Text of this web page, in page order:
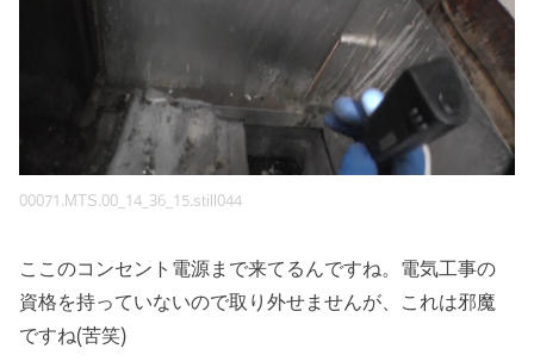
00071.MTS.00_14_36_15.still044
ここのコンセント電源まで来てるんですね。電気工事の
資格を持っていないので取り外せませんが、これは邪魔
ですね(苦笑)